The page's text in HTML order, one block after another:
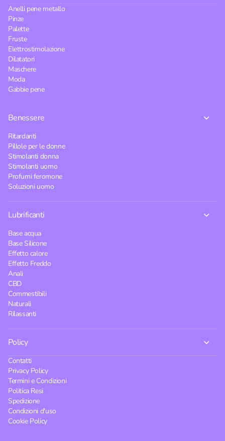
Anelli pene metallo
Pinze
Palette
Fruste
Elettrostimolazione
Dilatatori
Maschere
Moda
Gabbie pene
Benessere
Ritardanti
Pillole per le donne
Stimolanti donna
Stimolanti uomo
Profumi feromone
Soluzioni uomo
Lubrificanti
Base acqua
Base Silicone
Effetto calore
Effetto Freddo
Anali
CBD
Commestibili
Naturali
Rilassanti
Policy
Contatti
Privacy Policy
Termini e Condizioni
Politica Resi
Spedizione
Condizioni d'uso
Cookie Policy